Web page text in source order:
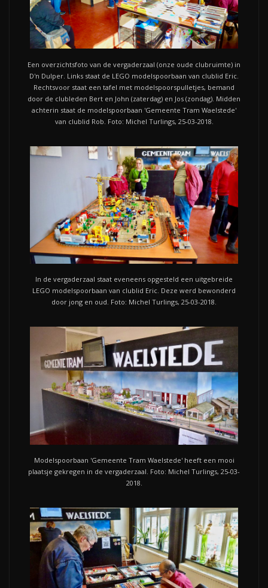
Een overzichtsfoto van de vergaderzaal (onze oude clubruimte) in
D'n Dulper. Links staat de LEGO modelspoorbaan van clublid Eric.
Rechtsvoor staat een tafel met modelspoorspulletjes, bemand
door de clubleden Bert en John (zaterdag) en Jos (zondag). Midden
achterin staat de modelspoorbaan 'Gemeente Tram Waelstede'
van clublid Rob. Foto: Michel Turlings, 25-03-2018.
In de vergaderzaal staat eveneens opgesteld een uitgebreide
LEGO modelspoorbaan van clublid Eric. Deze werd bewonderd
door jong en oud. Foto: Michel Turlings, 25-03-2018.
Modelspoorbaan 'Gemeente Tram Waelstede' heeft een mooi
plaatsje gekregen in de vergaderzaal. Foto: Michel Turlings, 25-03-
2018.